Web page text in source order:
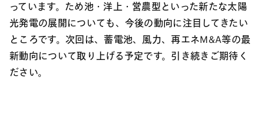
っています。ため池・洋上・営農型といった新たな太陽
光発電の展開についても、今後の動向に注目してきたい
ところです。次回は、蓄電池、風力、再エネM&A等の最
新動向について取り上げる予定です。引き続きご期待く
ださい。